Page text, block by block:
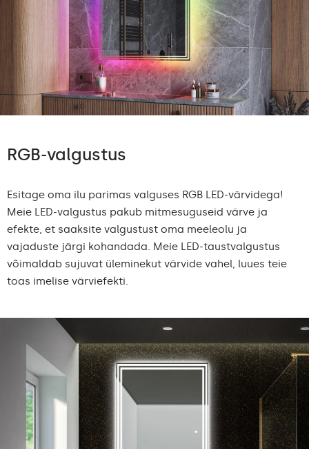
RGB-valgustus
Esitage oma ilu parimas valguses RGB LED-värvidega!
Meie LED-valgustus pakub mitmesuguseid värve ja
efekte, et saaksite valgustust oma meeleolu ja
vajaduste järgi kohandada. Meie LED-taustvalgustus
võimaldab sujuvat üleminekut värvide vahel, luues teie
toas imelise värviefekti.